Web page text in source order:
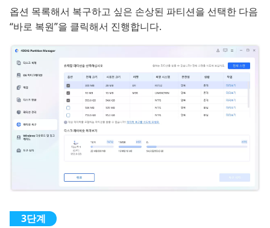
옵션 목록해서 복구하고 싶은 손상된 파티션을 선택한 다음
“바로 복원”을 클릭해서 진행합니다.